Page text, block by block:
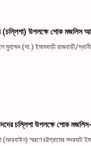
(চল্লিশা) উপলক্ষে শোক মজলিস
(সা.) ইমামবাড়ী রাজবাড়ী/
চল্লিশা উপলক্ষে শোক মজলিস-
স্মরণে চট্টগ্রামের সদরঘাট